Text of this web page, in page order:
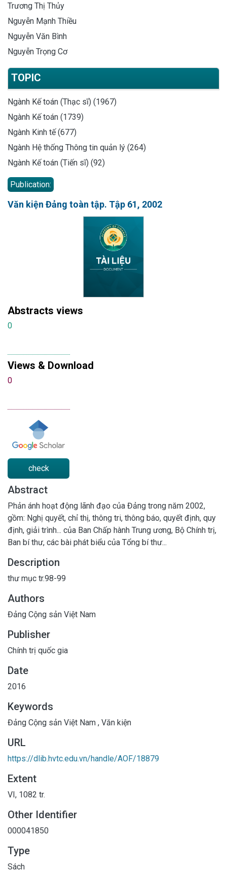
Trương Thị Thủy
Nguyễn Mạnh Thiều
Nguyễn Văn Bình
Nguyễn Trọng Cơ
TOPIC
Ngành Kế toán (Thạc sĩ) (1967)
Ngành Kế toán (1739)
Ngành Kinh tế (677)
Ngành Hệ thống Thông tin quản lý (264)
Ngành Kế toán (Tiến sĩ) (92)
Publication:
Văn kiện Đảng toàn tập. Tập 61, 2002
Abstracts views
0
Views & Download
0
check
Abstract
Phản ánh hoạt động lãnh đạo của Đảng trong năm 2002,
gồm: Nghị quyết, chỉ thị, thông tri, thông báo, quyết định, quy
định, giải trình... của Ban Chấp hành Trung ương, Bộ Chính trị,
Ban bí thư, các bài phát biểu của Tổng bí thư...
Description
thư mục tr.98-99
Authors
Đảng Cộng sản Việt Nam
Publisher
Chính trị quốc gia
Date
2016
Keywords
Đảng Cộng sản Việt Nam , Văn kiện
URL
https://dlib.hvtc.edu.vn/handle/AOF/18879
Extent
VI, 1082 tr.
Other Identifier
000041850
Type
Sách